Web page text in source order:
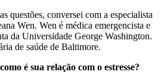
questões, conversei com a especialista
Wen. Wen é médica emergencista e
da Universidade George Washington.
de saúde de Baltimore.
é sua relação com o estresse?